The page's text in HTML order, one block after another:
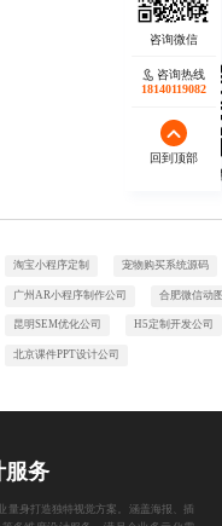
欢
淘宝小程序定制 宠物购买系统源码
广州AR小程序制作公司 合肥微信动
昆明SEM优化公司 H5定制开发公司
北京课件PPT设计公司
咨询热线
18140119082
回到顶部
服务
量身打造独特视觉方案。涵盖海报、插